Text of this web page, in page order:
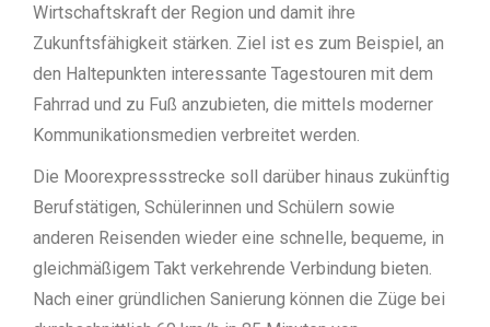
Wirtschaftskraft der Region und damit ihre
Zukunftsfähigkeit stärken. Ziel ist es zum Beispiel, an
den Haltepunkten interessante Tagestouren mit dem
Fahrrad und zu Fuß anzubieten, die mittels moderner
Kommunikationsmedien verbreitet werden.
Die Moorexpressstrecke soll darüber hinaus zukünftig
Berufstätigen, Schülerinnen und Schülern sowie
anderen Reisenden wieder eine schnelle, bequeme, in
gleichmäßigem Takt verkehrende Verbindung bieten.
Nach einer gründlichen Sanierung können die Züge bei